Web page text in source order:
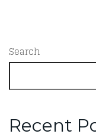
Search
Recent